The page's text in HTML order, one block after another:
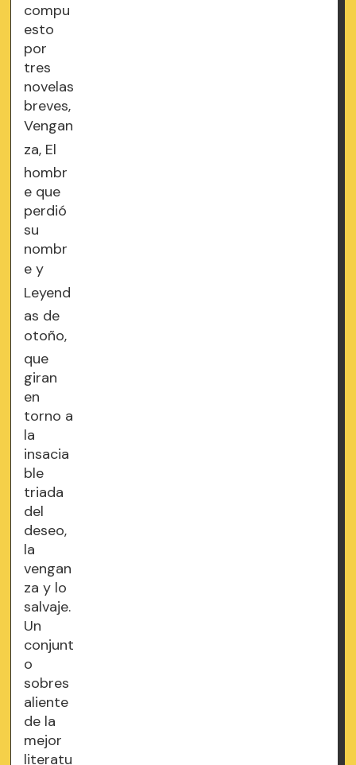
compu
esto
por
tres
novelas
breves,
Vengan
za, El
hombr
e que
perdió
su
nombr
e y
Leyend
as de
otoño,
que
giran
en
torno a
la
insacia
ble
triada
del
deseo,
la
vengan
za y lo
salvaje.
Un
conjunt
o
sobres
aliente
de la
mejor
literatu